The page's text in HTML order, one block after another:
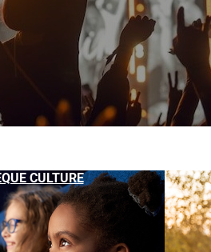
CULTURE